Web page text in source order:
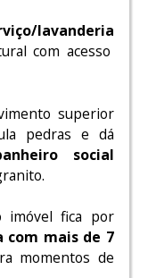
lavanderia
com acesso
superior
pedras e dá
social
imóvel fica por
com mais de 7
momentos de